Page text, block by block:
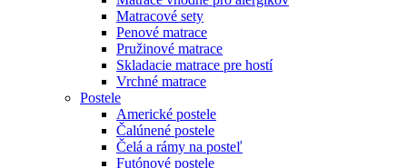
Matracové sety
Penové matrace
Pružinové matrace
Skladacie matrace pre hostí
Vrchné matrace
Postele
Americké postele
Čalúnené postele
Čelá a rámy na posteľ
Futónové postele